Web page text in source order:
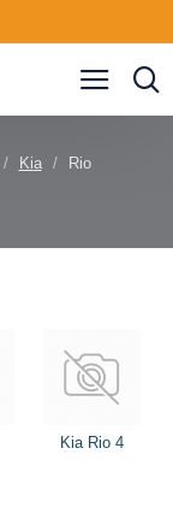
Kia Rio
Kia Rio 4